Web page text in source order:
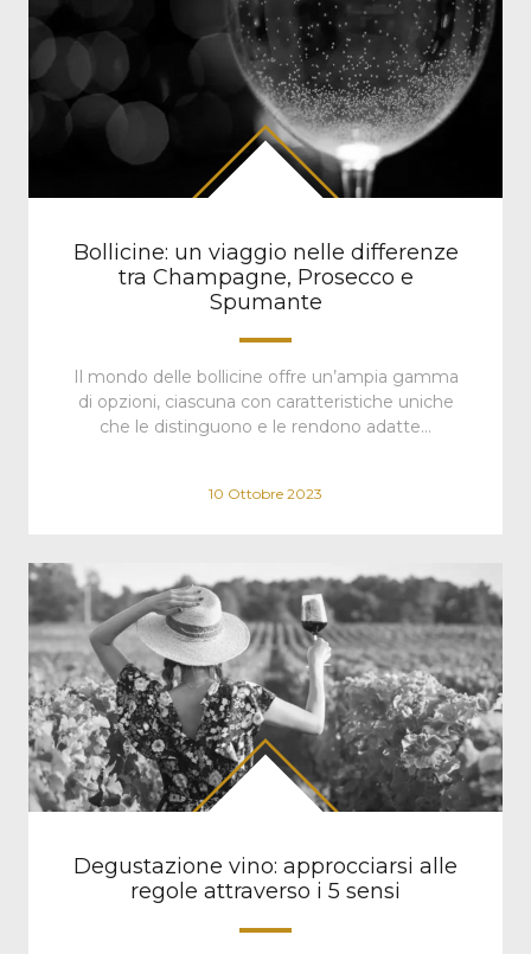
Bollicine: un viaggio nelle differenze
tra Champagne, Prosecco e
Spumante
Il mondo delle bollicine offre un’ampia gamma
di opzioni, ciascuna con caratteristiche uniche
che le distinguono e le rendono adatte…
10 Ottobre 2023
Degustazione vino: approcciarsi alle
regole attraverso i 5 sensi